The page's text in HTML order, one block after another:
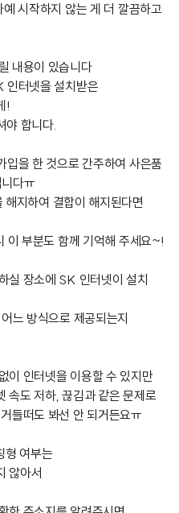
시작하지 않는 게 더 깔끔하고
내용이 있습니다
인터넷을 설치받은
!
야 합니다.
을 한 것으로 간주하여 사은품
다ㅠ
지하여 결합이 해지된다면
부분도 함께 기억해 주세요~!
실 장소에 SK 인터넷이 설치
느 방식으로 제공되는지
이 인터넷을 이용할 수 있지만
속도 저하, 끊김과 같은 문제로
들떠도 봐선 안 되거든요ㅠ
형 여부는
않아서